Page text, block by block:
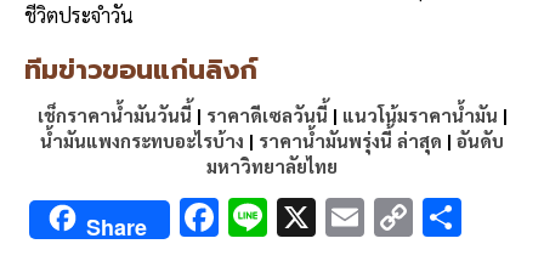
ชีวิตประจำวัน
ทีมข่าวขอนแก่นลิงก์
เช็กราคาน้ำมันวันนี้ | ราคาดีเซลวันนี้ | แนวโน้มราคาน้ำมัน |
น้ำมันแพงกระทบอะไรบ้าง | ราคาน้ำมันพรุ่งนี้ ล่าสุด | อันดับ
มหาวิทยาลัยไทย
Share F Li X E C